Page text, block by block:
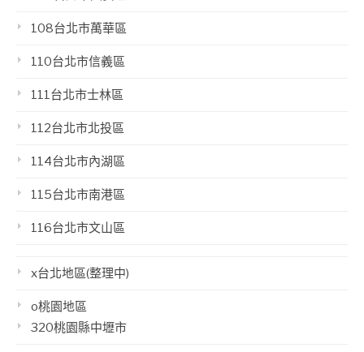
108台北市萬華區
110台北市信義區
111台北市士林區
112台北市北投區
114台北市內湖區
115台北市南港區
116台北市文山區
x台北地區(整理中)
o桃園地區
320桃園縣中壢市